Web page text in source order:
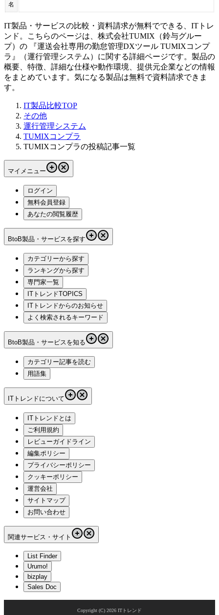
名
IT製品・サービスの比較・資料請求が無料でできる、ITトレ
ンド。こちらのページは、 株式会社TUMIX（鈴与グルー
プ） の 『運送会社専用の勤怠管理DXツール TUMIXコンプ
ラ 』（運行管理システム ）に関する詳細ページです。製品の
概要、特徴、詳細な仕様や動作環境、提供元企業などの情報
をまとめています。気になる製品は無料で資料請求できま
す。
IT製品比較TOP
その他
運行管理システム
TUMIXコンプラ
TUMIXコンプラの投稿記事一覧
マイメニュー
ログイン
無料会員登録
あなたの閲覧履歴
BtoB製品・サービスを探す
カテゴリーから探す
ランキングから探す
専門家一覧
ITトレンドTOPICS
ITトレンドからのお知らせ
よく検索されるキーワード
BtoB製品・サービスを知る
カテゴリー記事を読む
用語集
ITトレンドについて
ITトレンドとは
ご利用規約
レビューガイドライン
編集ポリシー
プライバシーポリシー
クッキーポリシー
運営会社
サイトマップ
お問い合わせ
関連サービス・サイト
List Finder
Urumo!
bizplay
Sales Doc
Copyright (C) 2026 ITトレンド